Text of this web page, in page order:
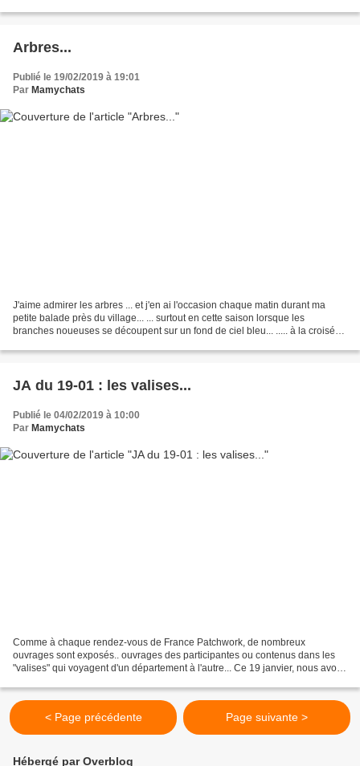
Arbres...
Publié le 19/02/2019 à 19:01
Par Mamychats
J'aime admirer les arbres ... et j'en ai l'occasion chaque matin durant ma
petite balade près du village... ... surtout en cette saison lorsque les
branches noueuses se découpent sur un fond de ciel bleu... ..... à la croisée
JA du 19-01 : les valises...
Publié le 04/02/2019 à 10:00
Par Mamychats
Comme à chaque rendez-vous de France Patchwork, de nombreux
ouvrages sont exposés.. ouvrages des participantes ou contenus dans les
"valises" qui voyagent d'un département à l'autre... Ce 19 janvier, nous avons
< Page précédente Page suivante >
Hébergé par Overblog